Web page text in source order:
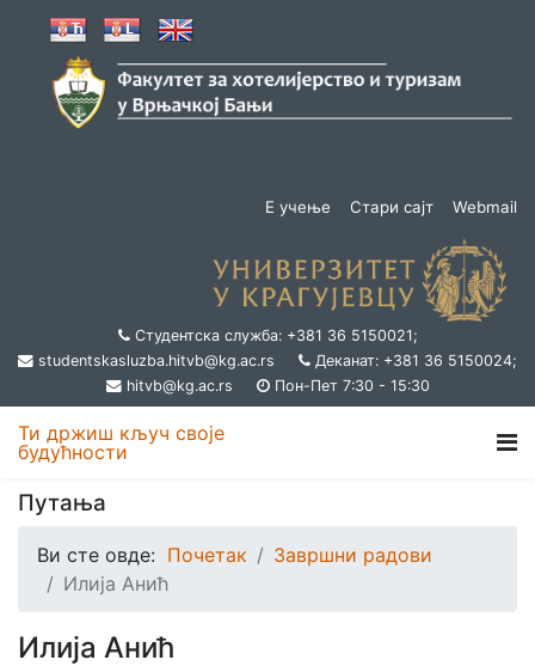
Е учење Стари сајт Webmail
Студентска служба: +381 36 5150021;
studentskasluzba.hitvb@kg.ac.rs
Деканат: +381 36 5150024;
hitvb@kg.ac.rs
Пон-Пет 7:30 - 15:30
Ти држиш кључ своје
будућности
Путања
Ви сте овде: Почетак
Завршни радови
Илија Анић
Илија Анић